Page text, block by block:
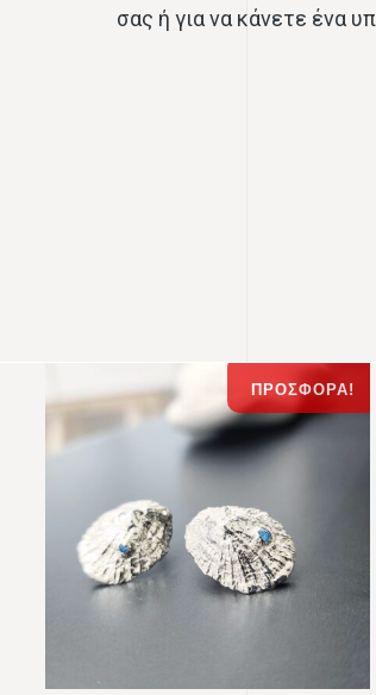
σας ή για να κάνετε ένα
ΠΡΟΣΦΟΡΆ!